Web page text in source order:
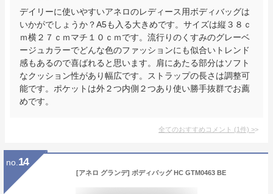
デイリーに使いやすいアネロのレディース用ボディバッグは
いかがでしょうか？A5も入る大きめです。サイズは縦３８ｃ
ｍ横２７ｃｍマチ１０ｃｍです。流行りのくすみのグレーベ
ージュカラーでどんな色のファッションにも似合いトレンド
感もあるので喜ばれると思います。肩にあたる部分はソフト
なクッション性があり幅広です。ストラップの長さは調整可
能です。ポケットは外２つ内側２つあり使い勝手抜群でお薦
めです。
全てのおすすめコメント (1件) >
no. 14
[アネロ グランデ] ボディバッグ HC GTM0463 BE